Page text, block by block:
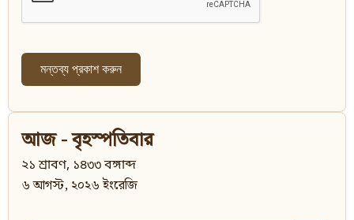
আজ - বৃহস্পতিবার
২১ শ্রাবণ, ১৪৩৩ বঙ্গাব্দ
৬ আগস্ট, ২০২৬ ইংরেজি